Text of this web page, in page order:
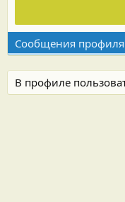
Сообщения профиля
В профиле